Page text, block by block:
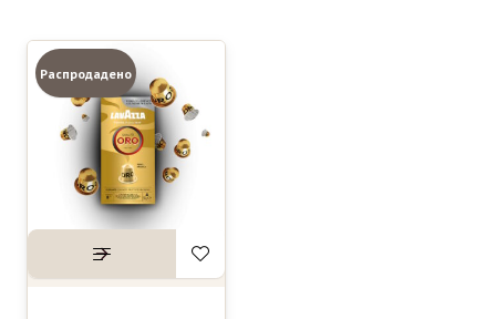
Распродадено